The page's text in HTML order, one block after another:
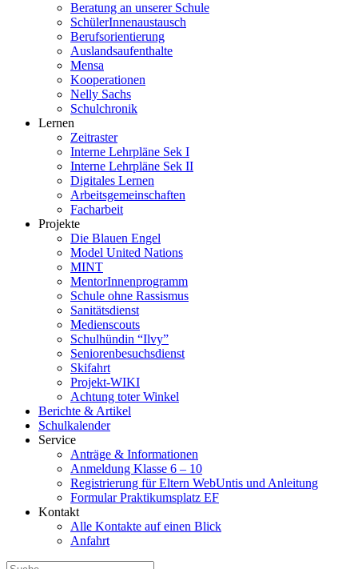
Beratung an unserer Schule
SchülerInnenaustausch
Berufsorientierung
Auslandsaufenthalte
Mensa
Kooperationen
Nelly Sachs
Schulchronik
Lernen
Zeitraster
Interne Lehrpläne Sek I
Interne Lehrpläne Sek II
Digitales Lernen
Arbeitsgemeinschaften
Facharbeit
Projekte
Die Blauen Engel
Model United Nations
MINT
MentorInnenprogramm
Schule ohne Rassismus
Sanitätsdienst
Medienscouts
Schulhündin “Ilvy”
Seniorenbesuchsdienst
Skifahrt
Projekt-WIKI
Achtung toter Winkel
Berichte & Artikel
Schulkalender
Service
Anträge & Informationen
Anmeldung Klasse 6 – 10
Registrierung für Eltern WebUntis und Anleitung
Formular Praktikumsplatz EF
Kontakt
Alle Kontakte auf einen Blick
Anfahrt